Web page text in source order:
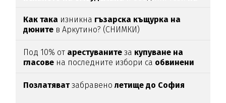
Как така изникна гъзарска къщурка на
дюните в Аркутино? (СНИМКИ)
Под 10% от арестуваните за купуване на
гласове на последните избори са обвинени
Позлатяватзабравенолетище до София